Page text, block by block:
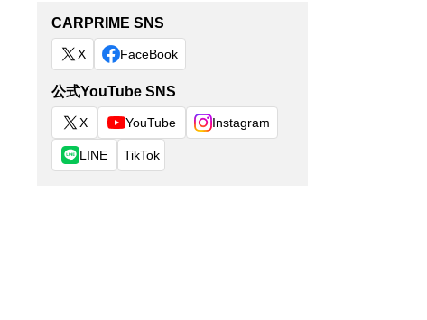
CARPRIME SNS
X FaceBook
公式YouTube SNS
X YouTube Instagram
LINE TikTok